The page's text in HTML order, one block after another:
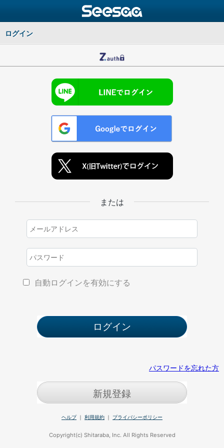
ログイン
または
自動ログインを有効にする
パスワードを忘れた方
新規登録
ヘルプ｜ 利用規約 ｜ プライバシーポリシー
Copyright(c) Shitaraba, Inc. All Rights Reserved